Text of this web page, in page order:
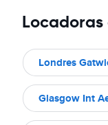
Locadoras
Londres
Glasgow Int